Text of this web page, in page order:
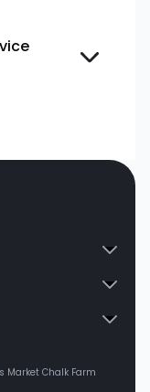
Market Chalk Farm